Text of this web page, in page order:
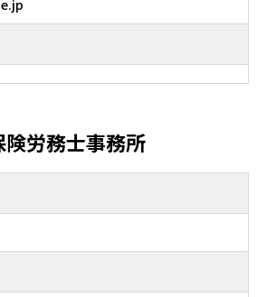
労務士事務所